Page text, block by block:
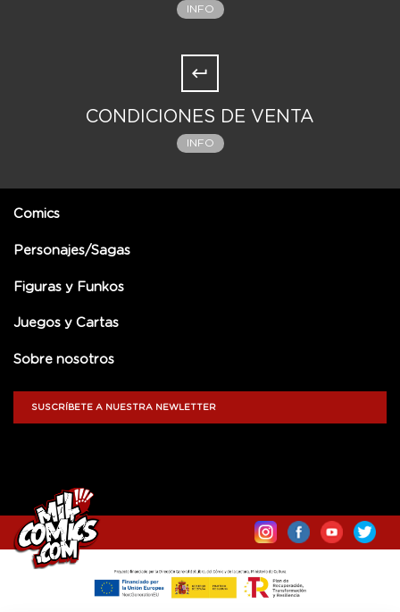
INFO
CONDICIONES DE VENTA
INFO
Comics
Personajes/Sagas
Figuras y Funkos
Juegos y Cartas
Sobre nosotros
SUSCRÍBETE A NUESTRA NEWLETTER